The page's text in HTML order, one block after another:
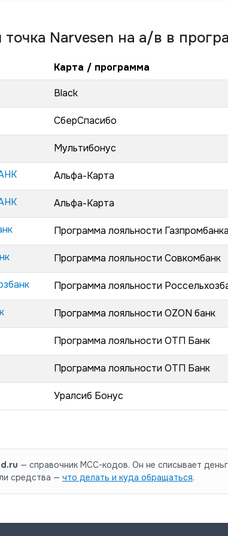
точка Narvesen на а/в в
Карта / программа
Black
СберСпасибо
Мультибонус
Альфа-Карта
Альфа-Карта
Программа лояльности Газпромбанка
Программа лояльности Совкомбанк
Программа лояльности
Программа лояльности OZON банк
Программа лояльности ОТП Банк
Программа лояльности ОТП Банк
Уралсиб Бонус
— справочник MCC-кодов. Он не списывает
средства — что делать и куда обращаться.